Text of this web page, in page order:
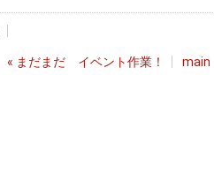
« まだまだ イベント作業！ main